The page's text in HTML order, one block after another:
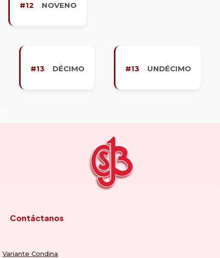
#12 NOVENO
#13 DÉCIMO #13 UNDÉCIMO
Contáctanos
Variante Condina